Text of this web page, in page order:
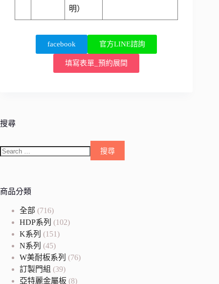
明）
facebook 官方LINE諮詢
填寫表單_預約展間
搜尋
商品分類
全部 (716)
HDP系列 (102)
K系列 (151)
N系列 (45)
W美耐板系列 (76)
訂製門組 (39)
亞特麗金屬板 (8)